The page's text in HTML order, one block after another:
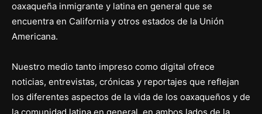
oaxaqueña inmigrante y latina en general que se
encuentra en California y otros estados de la Unión
Americana.
Nuestro medio tanto impreso como digital ofrece
noticias, entrevistas, crónicas y reportajes que reflejan
los diferentes aspectos de la vida de los oaxaqueños y de